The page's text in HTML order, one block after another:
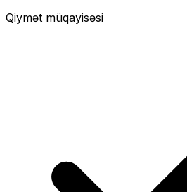
Qiymət müqayisəsi